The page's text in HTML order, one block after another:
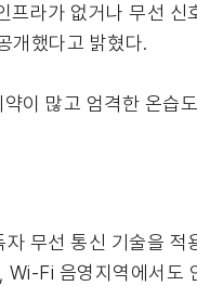
라가 없거나 무선 신
개했다고 밝혔다.
이 많고 엄격한 온습
무선 통신 기술을 적
Fi 음영지역에서도